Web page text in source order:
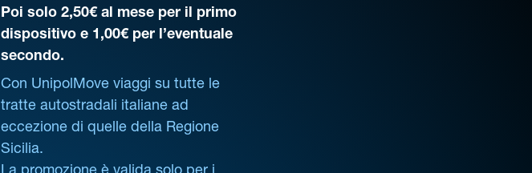
Poi solo 2,50€ al mese per il primo
dispositivo e 1,00€ per l’eventuale
secondo.
Con UnipolMove viaggi su tutte le
tratte autostradali italiane ad
eccezione di quelle della Regione
Sicilia.